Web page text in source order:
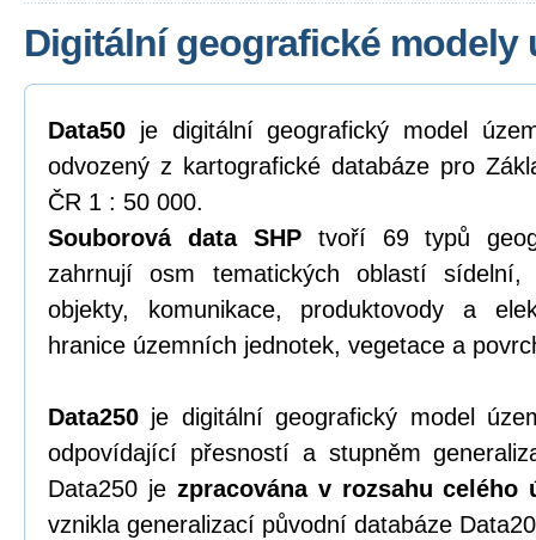
Digitální geografické modely
Data50 je digitální geografický model
odvozený z kartografické databáze pro
ČR 1 : 50 000.
Souborová data SHPtvoří 69 typů
zahrnují osm tematických oblastí sídelní,
objekty, komunikace, produktovody a
hranice územních jednotek, vegetace a
Data250 je digitální geografický model
odpovídající přesností a stupněm
Data250 je zpracována v rozsahu celého
vznikla generalizací původní databáze